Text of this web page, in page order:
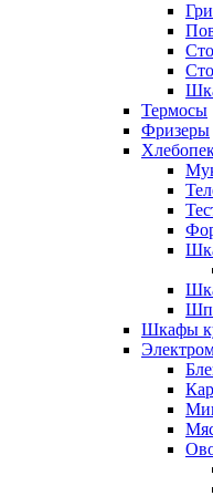
Термосы
Фризеры
Шкафы